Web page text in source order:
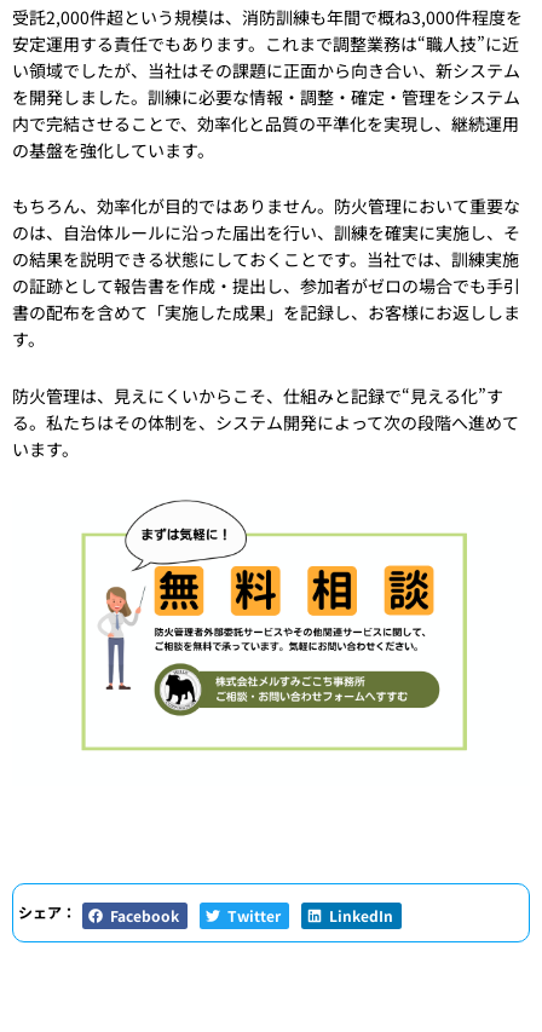
受託2,000件超という規模は、消防訓練も年間で概ね3,000件程度を
安定運用する責任でもあります。これまで調整業務は“職人技”に近
い領域でしたが、当社はその課題に正面から向き合い、新システム
を開発しました。訓練に必要な情報・調整・確定・管理をシステム
内で完結させることで、効率化と品質の平準化を実現し、継続運用
の基盤を強化しています。
もちろん、効率化が目的ではありません。防火管理において重要な
のは、自治体ルールに沿った届出を行い、訓練を確実に実施し、そ
の結果を説明できる状態にしておくことです。当社では、訓練実施
の証跡として報告書を作成・提出し、参加者がゼロの場合でも手引
書の配布を含めて「実施した成果」を記録し、お客様にお返ししま
す。
防火管理は、見えにくいからこそ、仕組みと記録で“見える化”す
る。私たちはその体制を、システム開発によって次の段階へ進めて
います。
シェア： Facebook Twitter LinkedIn